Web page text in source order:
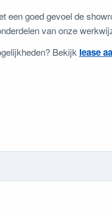
een goed gevoel de
van onze
Bekijk lease